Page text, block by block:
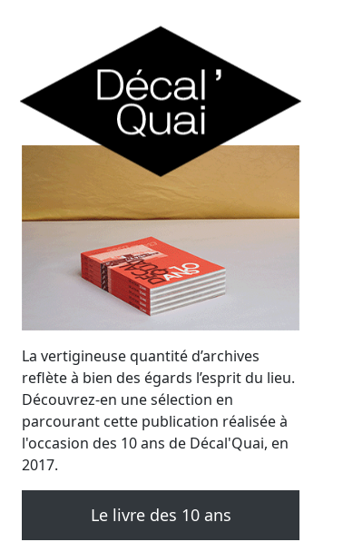
La vertigineuse quantité d’archives
reflète à bien des égards l’esprit du lieu.
Découvrez-en une sélection en
parcourant cette publication réalisée à
l'occasion des 10 ans de Décal'Quai, en
2017.
Le livre des 10 ans